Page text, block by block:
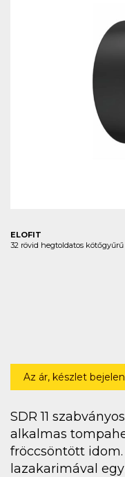
ELOFIT
32 rövid hegtoldatos kötőgyűrű
Az ár, készlet
SDR 11
alkalmas
fröccsöntött
lazakarimával